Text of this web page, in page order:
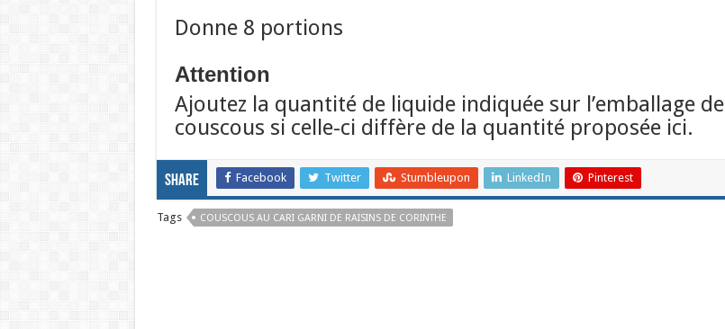
Donne 8 portions
Attention
Ajoutez la quantité de liquide indiquée sur l’emballage de
couscous si celle-ci diffère de la quantité proposée ici.
Share Facebook Twitter Stumbleupon LinkedIn Pinterest
Tags COUSCOUS AU CARI GARNI DE RAISINS DE CORINTHE